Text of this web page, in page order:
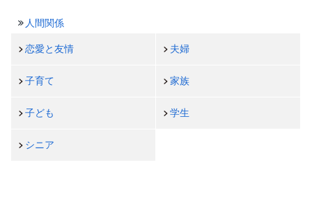
人間関係
恋愛と友情 夫婦
子育て 家族
子ども 学生
シニア